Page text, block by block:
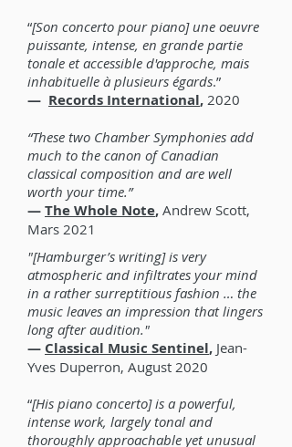
“[Son concerto pour piano] une oeuvre
puissante, intense, en grande partie
tonale et accessible d'approche, mais
inhabituelle à plusieurs égards.”
— Records International, 2020
“These two Chamber Symphonies add
much to the canon of Canadian
classical composition and are well
worth your time.”
—The Whole Note, Andrew Scott,
Mars 2021
"[Hamburger’s writing] is very
atmospheric and infiltrates your mind
in a rather surreptitious fashion … the
music leaves an impression that lingers
long after audition."
— Classical Music Sentinel, Jean-
Yves Duperron, August 2020
“[His piano concerto] is a powerful,
intense work, largely tonal and
thoroughly approachable yet unusual